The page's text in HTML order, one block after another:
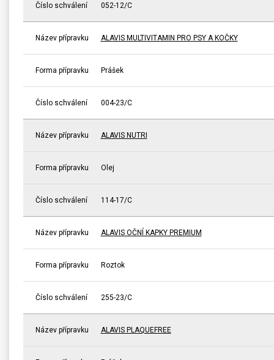
Číslo schválení 052-12/C
Název přípravku ALAVIS MULTIVITAMIN PRO PSY A KOČKY
Forma přípravku Prášek
Číslo schválení 004-23/C
Název přípravku ALAVIS NUTRI
Forma přípravku Olej
Číslo schválení 114-17/C
Název přípravku ALAVIS OČNÍ KAPKY PREMIUM
Forma přípravku Roztok
Číslo schválení 255-23/C
Název přípravku ALAVIS PLAQUEFREE